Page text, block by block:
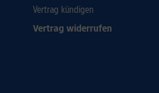
Vertrag kündigen
Vertrag widerrufen